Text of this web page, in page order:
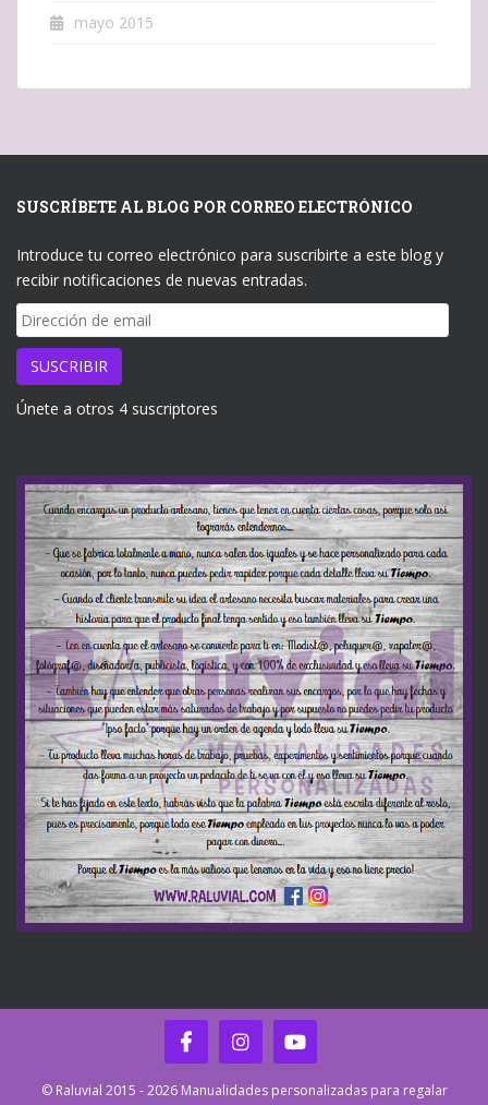
mayo 2015
SUSCRÍBETE AL BLOG POR CORREO ELECTRÓNICO
Introduce tu correo electrónico para suscribirte a este blog y
recibir notificaciones de nuevas entradas.
Dirección
de
email
SUSCRIBIR
Únete a otros 4 suscriptores
© Raluvial 2015 - 2026 Manualidades personalizadas para regalar